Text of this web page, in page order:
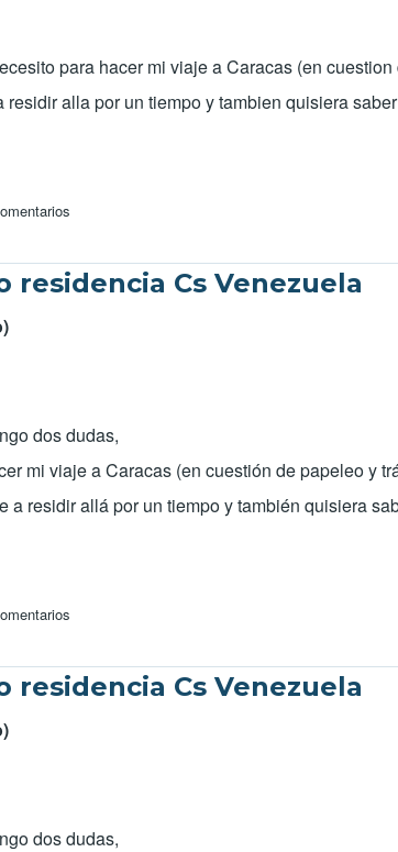
para hacer mi viaje a Caracas (en
alla por un tiempo y tambien quisiera
residencia Cs Venezuela
dos dudas,
mi viaje a Caracas (en cuestión de papeleo y
a residir allá por un tiempo y también quisiera
residencia Cs Venezuela
dos dudas,